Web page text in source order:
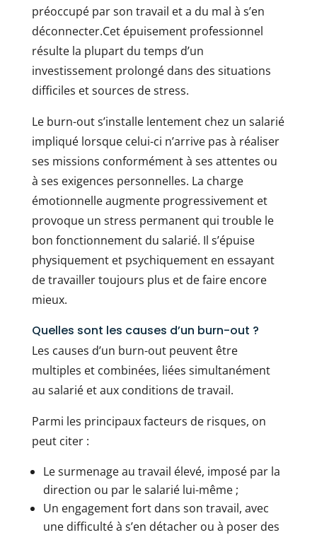
préoccupé par son travail et a du mal à s’en
déconnecter.Cet épuisement professionnel
résulte la plupart du temps d’un
investissement prolongé dans des situations
difficiles et sources de stress.
Le burn-out s’installe lentement chez un salarié
impliqué lorsque celui-ci n’arrive pas à réaliser
ses missions conformément à ses attentes ou
à ses exigences personnelles. La charge
émotionnelle augmente progressivement et
provoque un stress permanent qui trouble le
bon fonctionnement du salarié. Il s’épuise
physiquement et psychiquement en essayant
de travailler toujours plus et de faire encore
mieux.
Quelles sont les causes d’un burn-out ?
Les causes d’un burn-out peuvent être
multiples et combinées, liées simultanément
au salarié et aux conditions de travail.
Parmi les principaux facteurs de risques, on
peut citer :
Le surmenage au travail élevé, imposé par la
direction ou par le salarié lui-même ;
Un engagement fort dans son travail, avec
une difficulté à s’en détacher ou à poser des